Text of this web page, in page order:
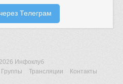
Телеграм
Инфоклуб
Группы Трансляции Контакты